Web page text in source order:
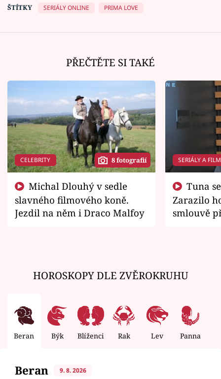
ŠTÍTKY SERIÁLY ONLINE PRIMA LOVE
PŘEČTĚTE SI TAKÉ
CELEBRITY 8 fotografií
slavného filmového koně.
Jezdil na něm i Draco Malfoy
SERIÁLY A
Zarazilo
smlouvě
HOROSKOPY DLE ZVĚROKRUHU
Beran Býk Blíženci Rak Lev Panna
Beran 9. 8. 2026